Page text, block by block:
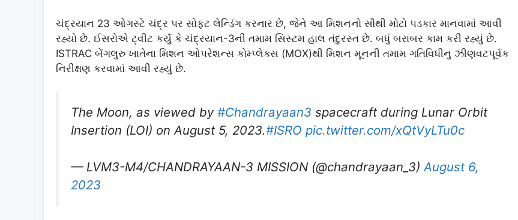
ચંદ્રયાન 23 ઓગસ્ટે ચંદ્ર પર સોફ્ટ લેન્ડિંગ કરનાર છે, જેને આ મિશનનો સૌથી મોટો પડકાર માનવામાં આવી
રહ્યો છે. ઈસરોએ ટ્વીટ કર્યું કે ચંદ્રયાન-3ની તમામ સિસ્ટમ હાલ તંદુરસ્ત છે. બધું બરાબર કામ કરી રહ્યું છે.
ISTRAC બેંગલુરુ ખાતેના મિશન ઓપરેશન્સ કોમ્પ્લેક્સ (MOX)થી મિશન મૂનની તમામ ગતિવિધીનુ ઝીણવટપૂર્વક
નિરીક્ષણ કરવામાં આવી રહ્યું છે.
The Moon, as viewed by #Chandrayaan3 spacecraft during Lunar Orbit
Insertion (LOI) on August 5, 2023.#ISRO pic.twitter.com/xQtVyLTu0c
— LVM3-M4/CHANDRAYAAN-3 MISSION (@chandrayaan_3) August 6,
2023